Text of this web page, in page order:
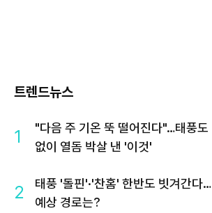
트렌드뉴스
1
"다음 주 기온 뚝 떨어진다"…태풍도
없이 열돔 박살 낸 '이것'
2
태풍 '돌핀'·'찬홈' 한반도 빗겨간다…
예상 경로는?